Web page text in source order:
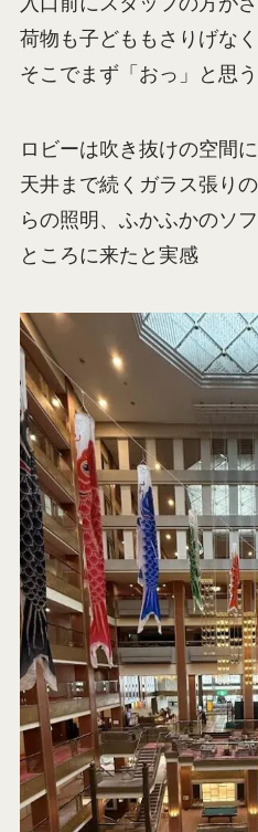
荷物も子どももさりげな
そこでまず「おっ」と思う
ロビーは吹き抜けの空間
天井まで続くガラス張り
らの照明、ふかふかのソ
ところに来たと実感